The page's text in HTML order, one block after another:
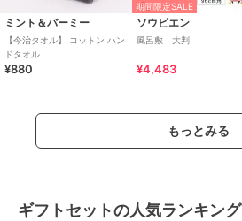
ミント＆バーミー
【今治タオル】 コットン ハン
ドタオル
¥880
期間限定SALE
ソウビエン
風呂敷 大判
¥4,483
もっとみる
ギフトセットの人気ランキング